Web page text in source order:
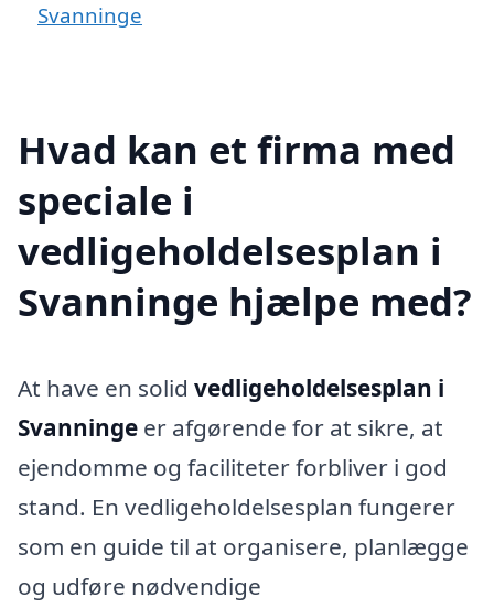
Svanninge
Hvad kan et firma med
speciale i
vedligeholdelsesplan i
Svanninge hjælpe med?
At have en solid vedligeholdelsesplan i
Svanninge er afgørende for at sikre, at
ejendomme og faciliteter forbliver i god
stand. En vedligeholdelsesplan fungerer
som en guide til at organisere, planlægge
og udføre nødvendige